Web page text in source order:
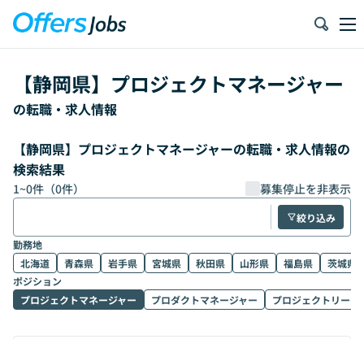
【静岡県】 プロジェクトマネージャー
の転職・求人情報
【静岡県】プロジェクトマネージャーの転職・求人情報の
検索結果
1~0件（0件） 募集停止を非表示
絞り込み
勤務地
北海道
青森県 岩手県 宮城県 秋田県 山形県 福島県
茨城県
ポジション
プロジェクトマネージャー
プロダクトマネージャー プロジェクトリーダ